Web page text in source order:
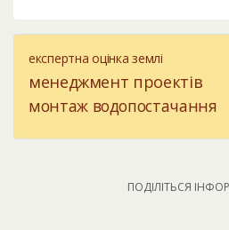
експертна оцінка землі
менеджмент проектів
монтаж водопостачання
ПОДІЛІТЬСЯ